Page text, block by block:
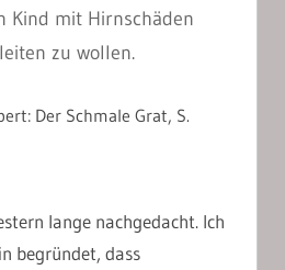
Kind mit Hirnschäden
zu wollen.
Der Schmale Grat, S.
lange nachgedacht. Ich
begründet, dass